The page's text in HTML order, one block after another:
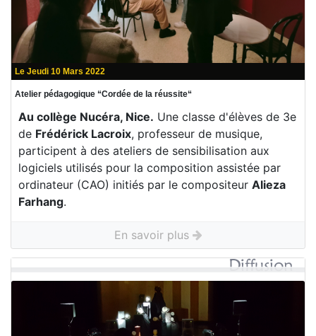
Le Jeudi 10 Mars 2022
Atelier pédagogique “Cordée de la réussite“
Au collège Nucéra, Nice. Une classe d'élèves de 3e
de Frédérick Lacroix, professeur de musique,
participent à des ateliers de sensibilisation aux
logiciels utilisés pour la composition assistée par
ordinateur (CAO) initiés par le compositeur Alieza
Farhang.
En savoir plus